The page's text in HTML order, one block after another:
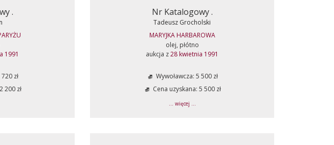
.
1991
zł
200 zł
Nr Katalogowy .
Tadeusz Grocholski
MARYJKA HARBAROWA
olej, płótno
aukcja z28 kwietnia 1991
Wywoławcza: 5 500 zł
Cena uzyskana: 5 500 zł
... więcej ...